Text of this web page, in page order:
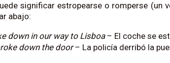
significar estropearse o romperse (un
abajo:
down in our way to Lisboa– El coche se
down the door– La policía derribó la